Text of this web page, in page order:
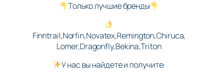
Только лучшие бренды
Finntrail,Norfin,Novatex,Remington,Chiruca,
Lomer,Dragonfly,Bekina,Triton
У нас вы найдете и получите: